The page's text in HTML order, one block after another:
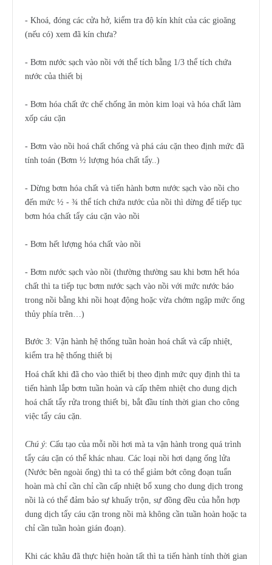
- Khoá, đóng các cửa hở, kiểm tra độ kín khít của các gioăng
(nếu có) xem đã kín chưa?
- Bơm nước sạch vào nồi với thể tích bằng 1/3 thể tích chứa
nước của thiết bị
- Bơm hóa chất ức chế chống ăn mòn kim loại và hóa chất làm
xốp cáu cặn
- Bơm vào nồi hoá chất chống và phá cáu cặn theo định mức đã
tính toán (Bơm ½ lượng hóa chất tẩy..)
- Dừng bơm hóa chất và tiến hành bơm nước sạch vào nồi cho
đến mức ½ - ¾ thể tích chứa nước của nồi thì dừng để tiếp tục
bơm hóa chất tẩy cáu cặn vào nồi
- Bơm hết lượng hóa chất vào nồi
- Bơm nước sạch vào nồi (thường thường sau khi bơm hết hóa
chất thì ta tiếp tục bơm nước sạch vào nồi với mức nước báo
trong nồi bằng khi nồi hoạt động hoặc vừa chớm ngập mức ống
thủy phía trên…)
Bước 3: Vận hành hệ thống tuần hoàn hoá chất và cấp nhiệt,
kiểm tra hệ thống thiết bị
Hoá chất khi đã cho vào thiết bị theo định mức quy định thì ta
tiến hành lắp bơm tuần hoàn và cấp thêm nhiệt cho dung dịch
hoá chất tẩy rửa trong thiết bị, bắt đầu tính thời gian cho công
việc tẩy cáu cặn.
Chú ý: Cấu tạo của mỗi nồi hơi mà ta vận hành trong quá trình
tẩy cáu cặn có thể khác nhau. Các loại nồi hơi dạng ống lửa
(Nước bên ngoài ống) thì ta có thể giảm bớt công đoạn tuẩn
hoàn mà chỉ cần chỉ cần cấp nhiệt bổ xung cho dung dịch trong
nồi là có thể đảm bảo sự khuấy trộn, sự đồng đều của hỗn hợp
dung dịch tẩy cáu cặn trong nồi mà không cần tuần hoàn hoặc ta
chỉ cần tuần hoàn gián đoạn).
Khi các khâu đã thực hiện hoàn tất thì ta tiến hành tính thời gian